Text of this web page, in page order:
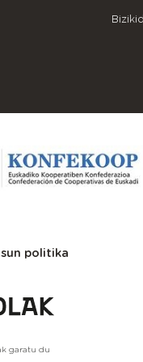
OINEKO INFORMAZIOA
politika
garatu du